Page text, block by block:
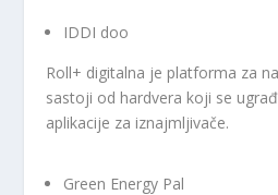
IDDI doo
Roll+ digitalna je platforma za
sastoji od hardvera koji se
aplikacije za iznajmljivače.
Green Energy Pal